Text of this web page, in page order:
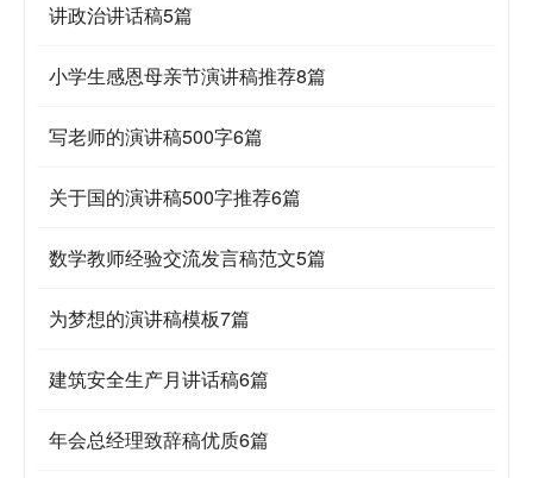
讲政治讲话稿5篇
小学生感恩母亲节演讲稿推荐8篇
写老师的演讲稿500字6篇
关于国的演讲稿500字推荐6篇
数学教师经验交流发言稿范文5篇
为梦想的演讲稿模板7篇
建筑安全生产月讲话稿6篇
年会总经理致辞稿优质6篇